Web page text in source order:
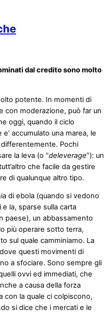
dal credito sono molto
potente. In momenti di
con moderazione, può far un
oggi, quando il ciclo
accumulato una marea, le
Pochi
la leva (o “deleverage”): un
che facile da gestire
di qualunque altro tipo.
di ebola (quando si vedono
la, sparse sulla carta
paese), un abbassamento
più operare sotto terra,
sul quale camminiamo. La
questi movimenti di
a sfociare. Sono sempre gli
ovvi ed immediati, che
a causa della forza
con la quale ci colpiscono,
si dice che i mercati e le